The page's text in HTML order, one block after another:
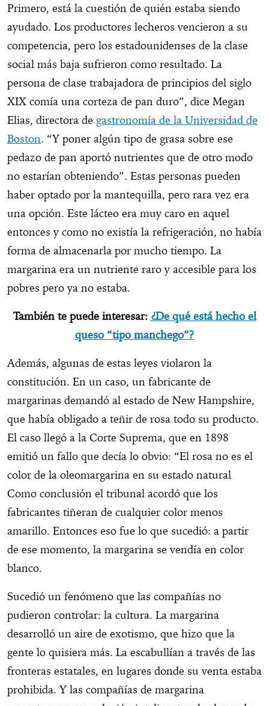
Primero, está la cuestión de quién estaba siendo
ayudado. Los productores lecheros vencieron a su
competencia, pero los estadounidenses de la clase
social más baja sufrieron como resultado. La
persona de clase trabajadora de principios del siglo
XIX comía una corteza de pan duro”, dice Megan
Elias, directora de gastronomía de la Universidad de
Boston. “Y poner algún tipo de grasa sobre ese
pedazo de pan aportó nutrientes que de otro modo
no estarían obteniendo”. Estas personas pueden
haber optado por la mantequilla, pero rara vez era
una opción. Este lácteo era muy caro en aquel
entonces y como no existía la refrigeración, no había
forma de almacenarla por mucho tiempo. La
margarina era un nutriente raro y accesible para los
pobres pero ya no estaba.
También te puede interesar: ¿De qué está hecho el
queso “tipo manchego”?
Además, algunas de estas leyes violaron la
constitución. En un caso, un fabricante de
margarinas demandó al estado de New Hampshire,
que había obligado a teñir de rosa todo su producto.
El caso llegó a la Corte Suprema, que en 1898
emitió un fallo que decía lo obvio: “El rosa no es el
color de la oleomargarina en su estado natural
Como conclusión el tribunal acordó que los
fabricantes tiñeran de cualquier color menos
amarillo. Entonces eso fue lo que sucedió: a partir
de ese momento, la margarina se vendía en color
blanco.
Sucedió un fenómeno que las compañías no
pudieron controlar: la cultura. La margarina
desarrolló un aire de exotismo, que hizo que la
gente lo quisiera más. La escabullían a través de las
fronteras estatales, en lugares donde su venta estaba
prohibida. Y las compañías de margarina